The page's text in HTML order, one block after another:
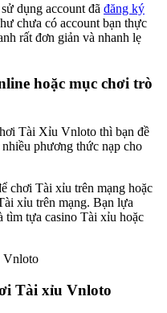
dụng account đã đăng ký
chưa có account bạn thực
rất đơn giản và nhanh lẹ
hoặc mục chơi trò
Tài Xỉu Vnloto thì bạn đề
phương thức nạp cho
chơi Tài xỉu trên mạng hoặc
xỉu trên mạng. Bạn lựa
tìm tựa casino Tài xỉu hoặc
Tài xỉu Vnloto